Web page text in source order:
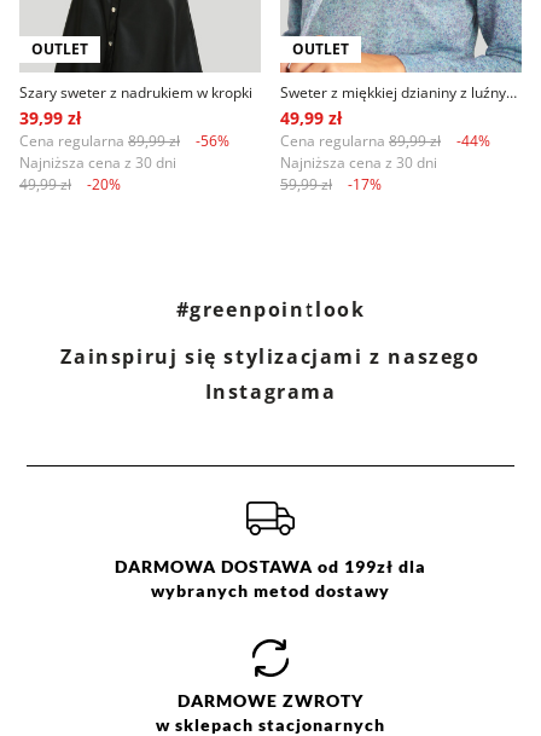
OUTLET
Szary sweter z nadrukiem w kropki
39,99 zł
Cena regularna 89,99 zł
-56%
Najniższa cena z 30 dni
49,99 zł
-20%
OUTLET
Sweter z miękkiej dzianiny z luźnym golfem
49,99 zł
Cena regularna 89,99 zł
-44%
Najniższa cena z 30 dni
59,99 zł
-17%
#greenpointlook
Zainspiruj się stylizacjami z naszego
Instagrama
DARMOWA DOSTAWA od 199zł dla
wybranych metod dostawy
DARMOWE ZWROTY
w sklepach stacjonarnych